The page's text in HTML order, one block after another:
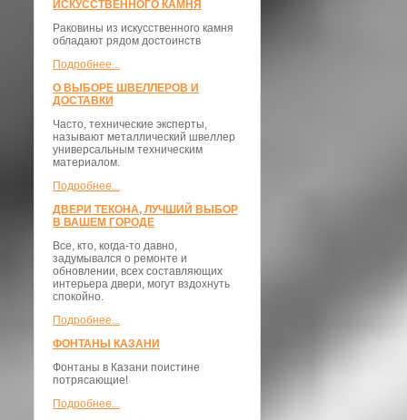
ИСКУССТВЕННОГО КАМНЯ
Раковины из искусственного камня
обладают рядом достоинств
Подробнее...
О ВЫБОРЕ ШВЕЛЛЕРОВ И
ДОСТАВКИ
​Часто, технические эксперты,
называют металлический швеллер
универсальным техническим
материалом.
Подробнее...
ДВЕРИ ТЕКОНА, ЛУЧШИЙ ВЫБОР
В ВАШЕМ ГОРОДЕ
Все, кто, когда-то давно,
задумывался о ремонте и
обновлении, всех составляющих
интерьера двери, могут вздохнуть
спокойно.
Подробнее...
ФОНТАНЫ КАЗАНИ
Фонтаны в Казани поистине
потрясающие!
Подробнее...